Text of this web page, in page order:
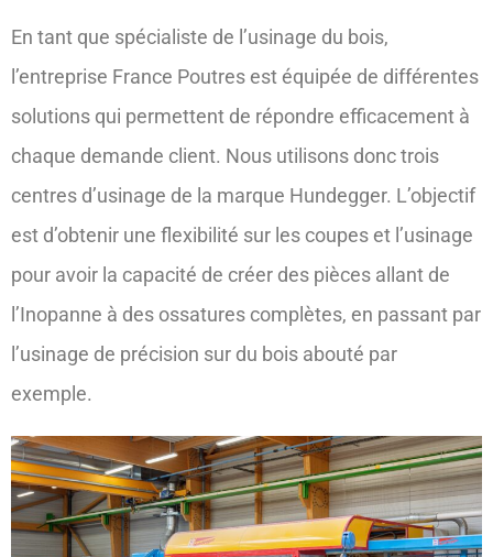
En tant que spécialiste de l’usinage du bois,
l’entreprise France Poutres est équipée de différentes
solutions qui permettent de répondre efficacement à
chaque demande client. Nous utilisons donc trois
centres d’usinage de la marque Hundegger. L’objectif
est d’obtenir une flexibilité sur les coupes et l’usinage
pour avoir la capacité de créer des pièces allant de
l’Inopanne à des ossatures complètes, en passant par
l’usinage de précision sur du bois abouté par
exemple.